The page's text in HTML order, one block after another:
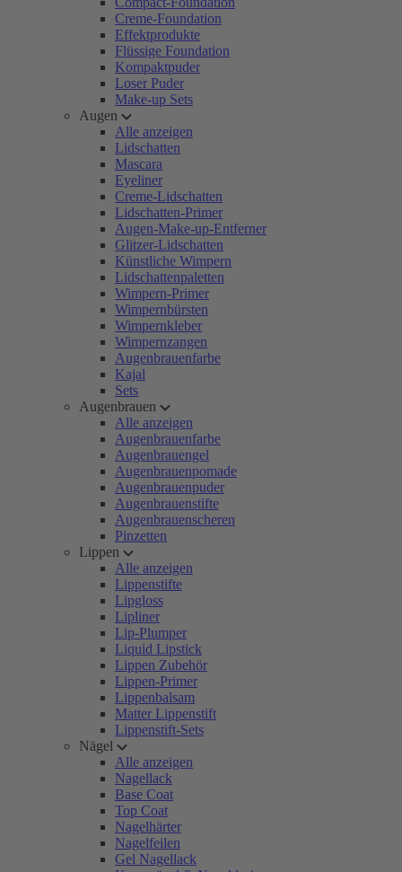
Creme-Foundation
Effektprodukte
Flüssige Foundation
Kompaktpuder
Loser Puder
Make-up Sets
Augen
Alle anzeigen
Lidschatten
Mascara
Eyeliner
Creme-Lidschatten
Lidschatten-Primer
Augen-Make-up-Entferner
Glitzer-Lidschatten
Künstliche Wimpern
Lidschattenpaletten
Wimpern-Primer
Wimpernbürsten
Wimpernkleber
Wimpernzangen
Augenbrauenfarbe
Kajal
Sets
Augenbrauen
Alle anzeigen
Augenbrauenfarbe
Augenbrauengel
Augenbrauenpomade
Augenbrauenpuder
Augenbrauenstifte
Augenbrauenscheren
Pinzetten
Lippen
Alle anzeigen
Lippenstifte
Lipgloss
Lipliner
Lip-Plumper
Liquid Lipstick
Lippen Zubehör
Lippen-Primer
Lippenbalsam
Matter Lippenstift
Lippenstift-Sets
Nägel
Alle anzeigen
Nagellack
Base Coat
Top Coat
Nagelhärter
Nagelfeilen
Gel Nagellack